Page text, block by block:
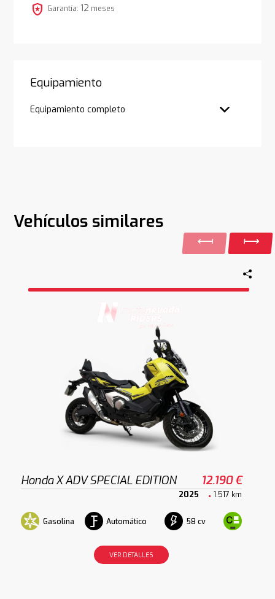
local_police Garantía: 12 meses
Equipamiento
Equipamiento completo
Vehículos similares
Honda X ADV SPECIAL EDITION 12.190 €
2025 1.517 km
Gasolina Automático 58 cv
VER DETALLES